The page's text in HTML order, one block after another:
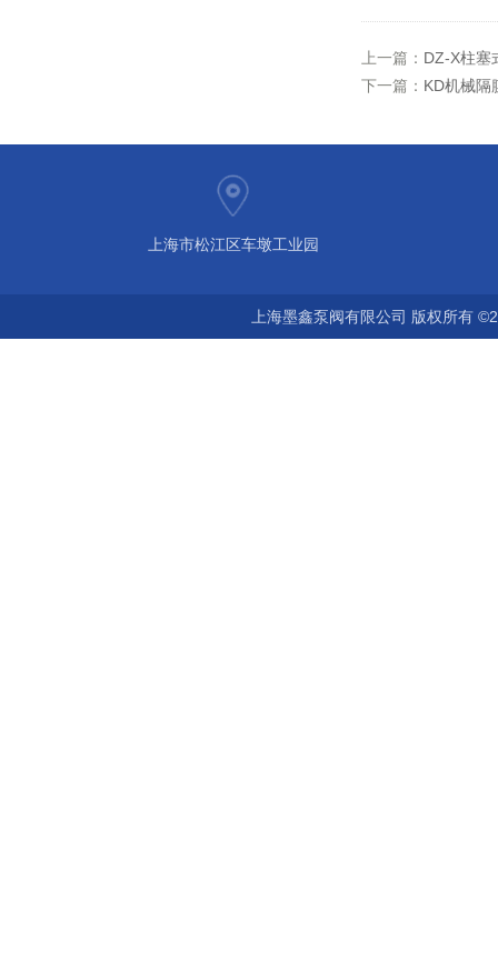
上一篇： DZ-X柱塞
下一篇： KD机械隔
上海市松江区车墩工业园
上海墨鑫泵阀有限公司 版权所有